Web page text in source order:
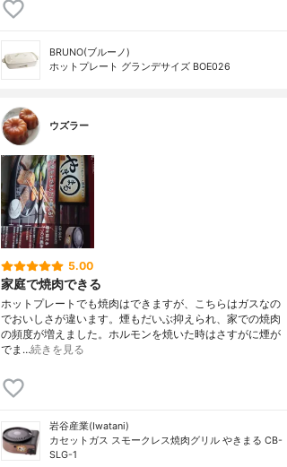
BRUNO(ブルーノ)
ホットプレート グランデサイズ BOE026
ウズラー
5.00
家庭で焼肉できる
ホットプレートでも焼肉はできますが、こちらはガスなの
でおいしさが違います。煙もだいぶ抑えられ、家での焼肉
の頻度が増えました。ホルモンを焼いた時はさすがに煙が
でま…続きを見る
岩谷産業(Iwatani)
カセットガス スモークレス焼肉グリル やきまる CB-
SLG-1